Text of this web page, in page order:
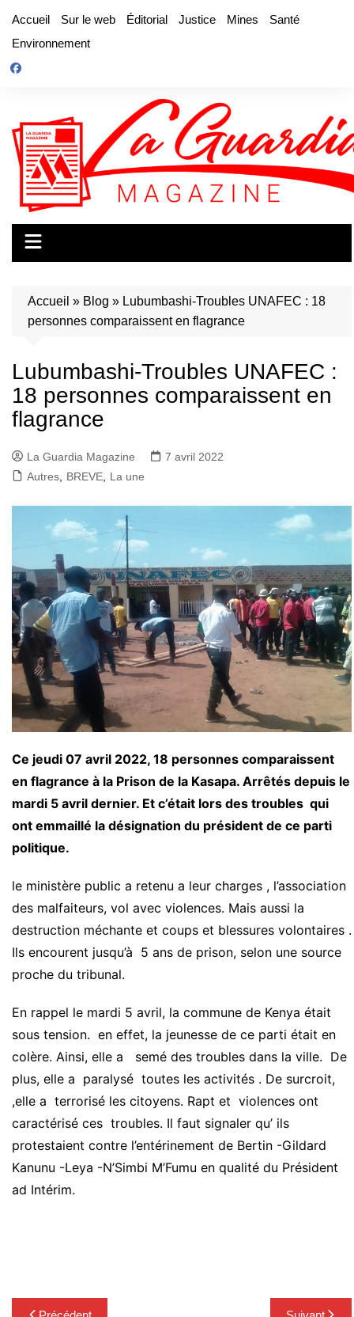
contenu
Accueil Sur le web Éditorial Justice Mines
Santé
Environnement
Accueil » Blog » Lubumbashi-Troubles UNAFEC : 18
personnes comparaissent en flagrance
Lubumbashi-Troubles UNAFEC :
18 personnes comparaissent en
flagrance
La Guardia Magazine
7 avril 2022
Autres
BREVE La une
Ce jeudi 07 avril 2022, 18 personnes comparaissent
en flagrance à la Prison de la Kasapa. Arrêtés depuis le
mardi 5 avril dernier. Et c’était lors des troubles qui
ont emmaillé la désignation du président de ce parti
politique.
le ministère public a retenu a leur charges , l’association
des malfaiteurs, vol avec violences. Mais aussi la
destruction méchante et coups et blessures volontaires .
Ils encourent jusqu’à 5 ans de prison, selon une source
proche du tribunal.
En rappel le mardi 5 avril, la commune de Kenya était
sous tension. en effet, la jeunesse de ce parti était en
colère. Ainsi, elle a semé des troubles dans la ville. De
plus, elle a paralysé toutes les activités . De surcroit,
,elle a terrorisé les citoyens. Rapt et violences ont
caractérisé ces troubles. Il faut signaler qu’ ils
protestaient contre l’entérinement de Bertin -Gildard
Kanunu -Leya -N’Simbi M’Fumu en qualité du Président
ad Intérim.
Navigation